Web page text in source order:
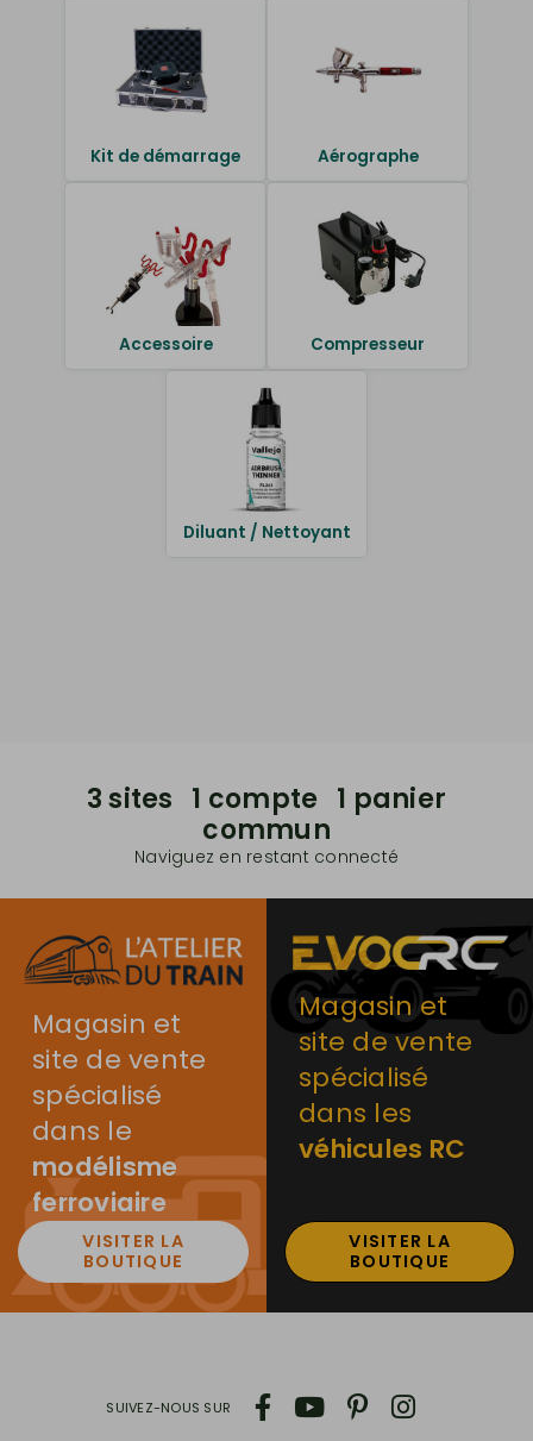
Kit de démarrage Aérographe
Accessoire Compresseur
Diluant / Nettoyant
3 sites 1 compte 1 panier
commun
Naviguez en restant connecté
Magasin et
site de vente
spécialisé
dans le
modélisme
ferroviaire
VISITER LA
BOUTIQUE
Magasin et
site de vente
spécialisé
dans les
véhicules RC
VISITER LA
BOUTIQUE
SUIVEZ-NOUS SUR